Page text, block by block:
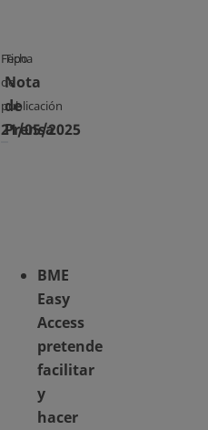
Fecha
de
publicación
21/05/2025
Tipo
Nota
de
Prensa
BME
Easy
Access
pretende
facilitar
y
hacer